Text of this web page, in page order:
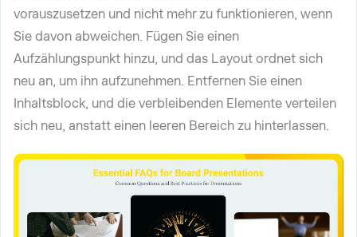
vorauszusetzen und nicht mehr zu funktionieren, wenn
Sie davon abweichen. Fügen Sie einen
Aufzählungspunkt hinzu, und das Layout ordnet sich
neu an, um ihn aufzunehmen. Entfernen Sie einen
Inhaltsblock, und die verbleibenden Elemente verteilen
sich neu, anstatt einen leeren Bereich zu hinterlassen.